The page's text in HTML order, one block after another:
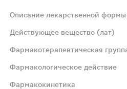
цвета, с
Описание лекарственной формы
Действующее вещество (лат)
Фармакотерапевтическая
Фармакологическое действие
Фармакокинетика